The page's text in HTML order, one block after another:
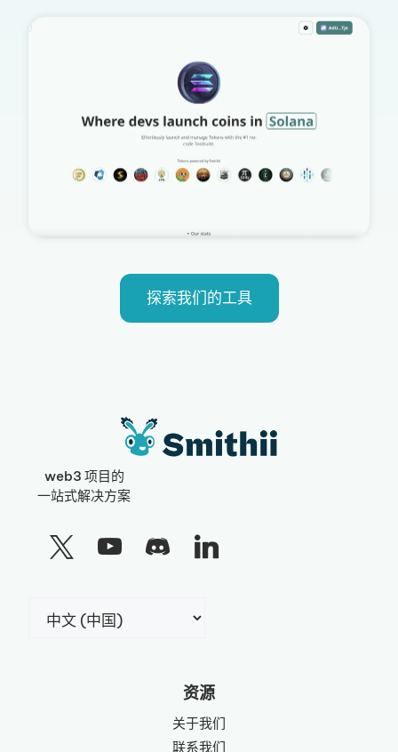
探索我们的工具
web3 项目的
一站式解决方案
资源
关于我们
联系我们